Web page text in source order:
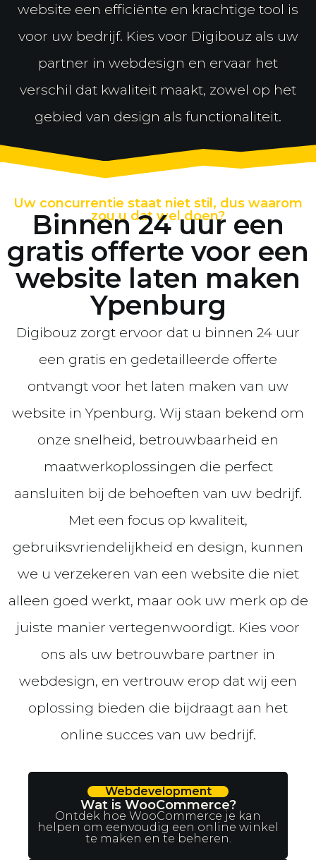
website een efficiënte en krachtige tool is
voor uw bedrijf. Kies voor Digibouz als uw
partner in webdesign en ervaar het
verschil dat kwaliteit maakt, zowel op het
gebied van design als functionaliteit.
Uw concurrentie staat niet stil, dus waarom
zou u dat wel doen?
Binnen 24 uur een
gratis offerte voor een
website laten maken
Ypenburg
Digibouz zorgt ervoor dat u binnen 24 uur
een gratis en gedetailleerde offerte
ontvangt voor het laten maken van uw
website in Ypenburg. Wij staan bekend om
onze snelheid, betrouwbaarheid en
maatwerkoplossingen die perfect
aansluiten bij de behoeften van uw bedrijf.
Met een focus op kwaliteit,
gebruiksvriendelijkheid en design, kunnen
we u verzekeren van een website die niet
alleen goed werkt, maar ook uw merk op de
juiste manier vertegenwoordigt. Kies voor
ons als uw betrouwbare partner in
webdesign, en vertrouw erop dat wij een
oplossing bieden die bijdraagt aan het
online succes van uw bedrijf.
Webdevelopment
Wat is WooCommerce?
Ontdek hoe WooCommerce je kan
helpen om eenvoudig een online winkel
te maken en te beheren.